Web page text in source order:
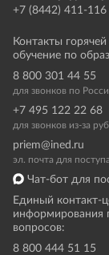
+7 (8442) 411-116
Контакты
обучение по
8 800 301 44 55
для звонков по
+7 495 122 22 68
для звонков из-за
priem@ined.ru
эл. почта для
Чат-бот для
Единый контакт-
информирования
вопросов:
8 800 444 51 15